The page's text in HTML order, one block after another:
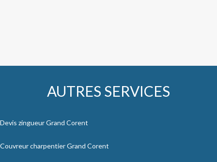
AUTRES SERVICES
Devis zingueur Grand Corent
Couvreur charpentier Grand Corent